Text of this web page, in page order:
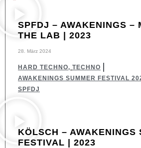
SPFDJ – AWAKENINGS –
THE LAB | 2023
28. März 2024
HARD TECHNO, TECHNO
AWAKENINGS SUMMER FESTIVAL
SPFDJ
KÖLSCH – AWAKENINGS
FESTIVAL | 2023